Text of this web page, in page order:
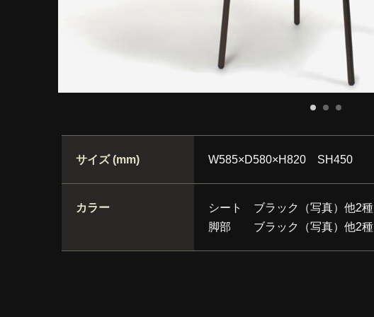
サイズ (mm) W585×D580×H820 SH450
カラー
シート ブラック（写真）他2種
脚部 ブラック（写真）他2種